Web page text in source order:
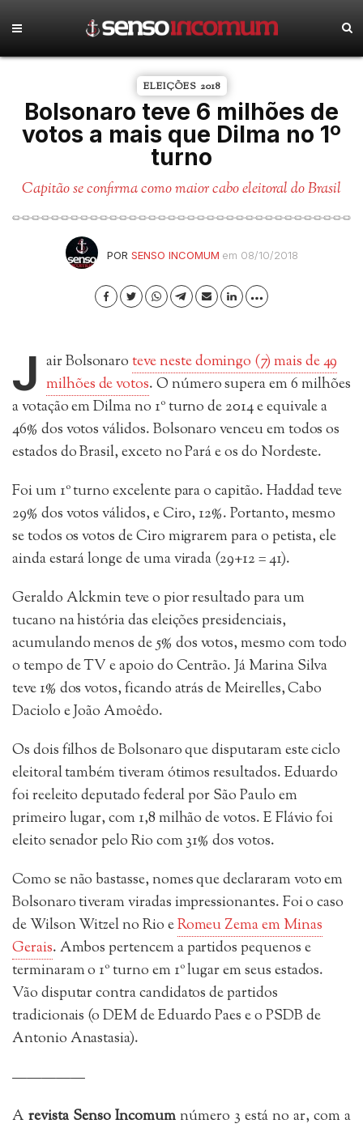
ELEIÇÕES 2018
Bolsonaro teve 6 milhões de
votos a mais que Dilma no 1º
turno
Capitão se confirma como maior cabo eleitoral do Brasil
POR SENSO INCOMUM em 08/10/2018
J air Bolsonaroteve neste domingo (7) mais de 49
milhões de votos. O número supera em 6 milhões
a votação em Dilma no 1º turno de 2014 e equivale a
46% dos votos válidos. Bolsonaro venceu em todos os
estados do Brasil, exceto no Pará e os do Nordeste.
Foi um 1º turno excelente para o capitão. Haddad teve
29% dos votos válidos, e Ciro, 12%. Portanto, mesmo
se todos os votos de Ciro migrarem para o petista, ele
ainda estará longe de uma virada (29+12 = 41).
Geraldo Alckmin teve o pior resultado para um
tucano na história das eleições presidenciais,
acumulando menos de 5% dos votos, mesmo com todo
o tempo de TV e apoio do Centrão. Já Marina Silva
teve 1% dos votos, ficando atrás de Meirelles, Cabo
Daciolo e João Amoêdo.
Os dois filhos de Bolsonaro que disputaram este ciclo
eleitoral também tiveram ótimos resultados. Eduardo
foi reeleito deputado federal por São Paulo em
primeiro lugar, com 1,8 milhão de votos. E Flávio foi
eleito senador pelo Rio com 31% dos votos.
Como se não bastasse, nomes que declararam voto em
Bolsonaro tiveram viradas impressionantes. Foi o caso
de Wilson Witzel no Rio eRomeu Zema em Minas
Gerais. Ambos pertencem a partidos pequenos e
terminaram o 1º turno em 1º lugar em seus estados.
Vão disputar contra candidatos de partidos
tradicionais (o DEM de Eduardo Paes e o PSDB de
Antonio Anastasia).
—————
Arevista Senso Incomumnúmero 3 está no ar, com a